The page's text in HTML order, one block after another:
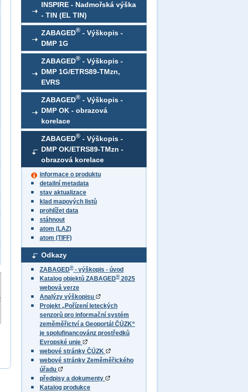
INSPIRE - Nadmořská výška
- TIN (EL TIN)
ZABAGED® - Výškopis -
DMP 1G
ZABAGED® - Výškopis -
DMP 1G/ETRS89-TMzn,
EVRS
ZABAGED® - Výškopis -
DMP OK - obrazová
korelace
ZABAGED® - Výškopis -
DMP OK/ETRS89-TMzn -
obrazová korelace
informace o produktu
detailní metadata
stav aktualizace
klad mapových listů
prohlížet data
stáhnout
atom (LAZ)
atom (TIFF)
Odkazy
ZABAGED®- výškopis - úvod
Katalog objektů ZABAGED®2025
webová verze
Analýzy výškopisu
Projekt „Pořízení leteckých
senzorů pro informační systém
zeměměřictví a Geoportál ČÚZK“
je spolufinancovánz prostředků
Evropské unie
webové stránky ČÚZK
webové stránky Zeměměřického
úřadu
předpisy a dokumenty
Katalog produkce